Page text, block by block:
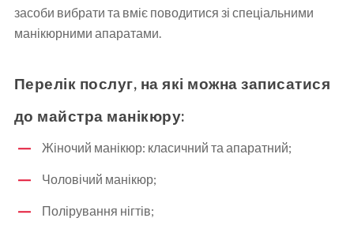
засоби вибрати та вміє поводитися зі спеціальними
манікюрними апаратами.
Перелік послуг, на які можна записатися
до майстра манікюру:
Жіночий манікюр: класичний та апаратний;
Чоловічий манікюр;
Полірування нігтів;